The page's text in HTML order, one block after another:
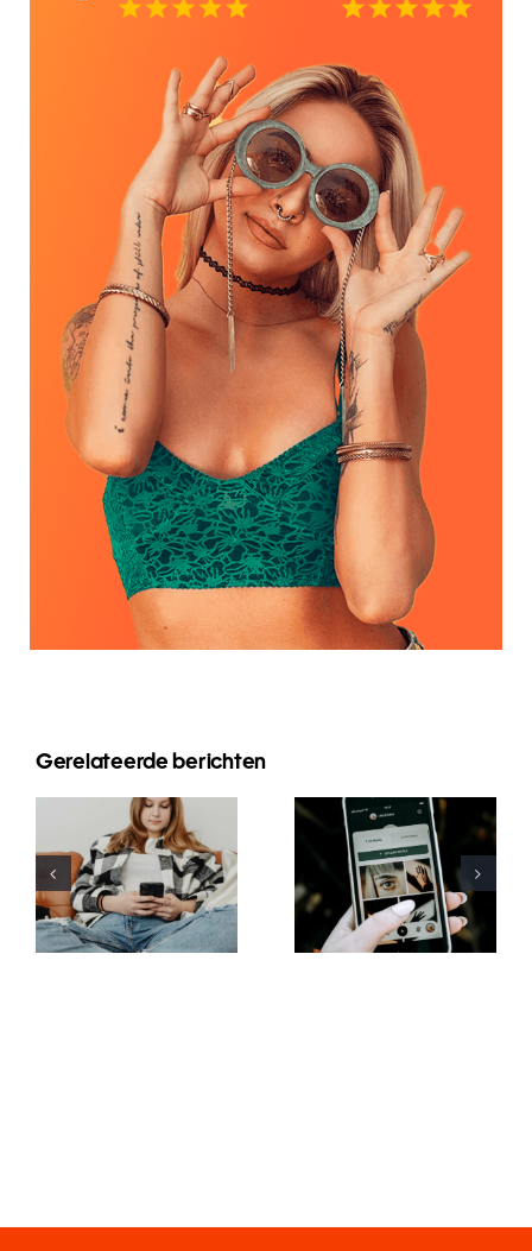
Gerelateerde berichten
Innovative
Strategien
zur
Steigerung
der
Sichtbarkeit
von
Praktiken für
die Nutzung
von
Augmented-
Reality-
Filtern in